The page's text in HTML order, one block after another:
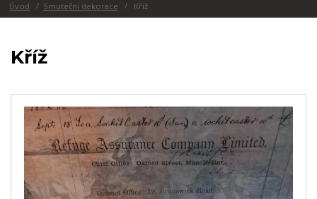
Úvod Smuteční dekorace Kříž
Kříž